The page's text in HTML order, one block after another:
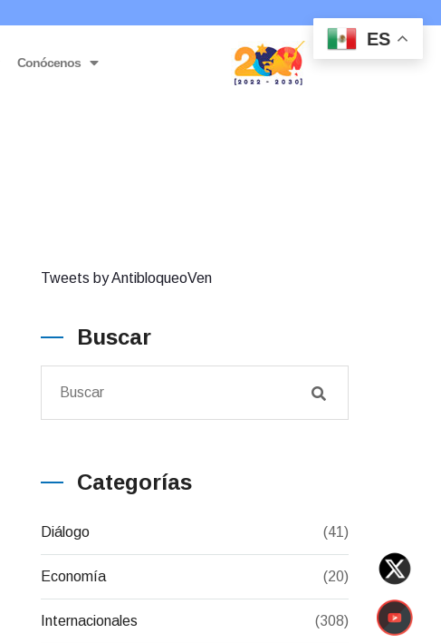
Conócenos
Tweets by AntibloqueoVen
Buscar
Categorías
Diálogo (41)
Economía (20)
Internacionales (308)
ES